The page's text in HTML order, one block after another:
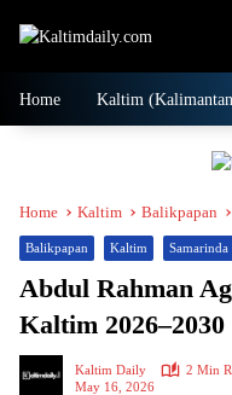
Home Kaltim
Home Kaltim Balikpapan
Balikpapan Kaltim Samarinda
Abdul Rahman
Kaltim 2026–2030
Kaltim Daily
2 Min
May 16, 2026